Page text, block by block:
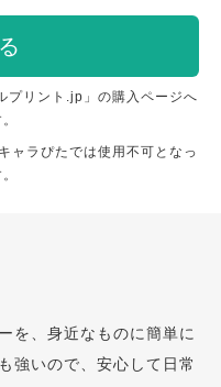
プリント.jp」の購入ページへ
ャラぴたでは使用不可となっ
を、身近なものに簡単に
強いので、安心して日常